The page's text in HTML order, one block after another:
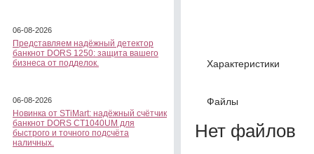
06-08-2026
Представляем надёжный детектор
банкнот DORS 1250: защита вашего
бизнеса от подделок.
06-08-2026
Новинка от STiMart: надёжный счётчик
банкнот DORS CT1040UM для
быстрого и точного подсчёта
наличных.
Характеристики
Файлы
Нет файлов